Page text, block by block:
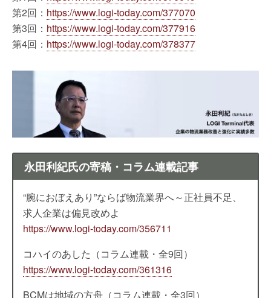
第2回： https://www.logi-today.com/377070
第3回： https://www.logi-today.com/377916
第4回： https://www.logi-today.com/378377
永田利紀氏の寄稿・コラム連載記事
“腕におぼえあり”ならば物流業界へ～正社員不足、
求人企業は偏見改めよ
https://www.logi-today.com/356711
コハイのあした（コラム連載・全9回）
https://www.logi-today.com/361316
BCMは地域の方舟（コラム連載・全3回）